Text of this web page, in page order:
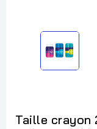
Taille crayon